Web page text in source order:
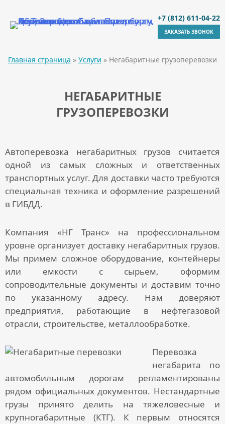
+7 (812) 611-04-22
ЗАКАЗАТЬ ЗВОНОК
Главная страница » Услуги » Негабаритные грузоперевозки
НЕГАБАРИТНЫЕ
ГРУЗОПЕРЕВОЗКИ
Автоперевозка негабаритных грузов считается
одной из самых сложных и ответственных
транспортных услуг. Для доставки часто требуются
специальная техника и оформление разрешений
в ГИБДД.
Компания «НГ Транс» на профессиональном
уровне организует доставку негабаритных грузов.
Мы примем сложное оборудование, контейнеры
или емкости с сырьем, оформим
сопроводительные документы и доставим точно
по указанному адресу. Нам доверяют
предприятия, работающие в нефтегазовой
отрасли, строительстве, металлообработке.
Перевозка
негабарита по
автомобильным дорогам регламентированы
рядом официальных документов. Нестандартные
грузы принято делить на тяжеловесные и
крупногабаритные (КТГ). К первым относятся